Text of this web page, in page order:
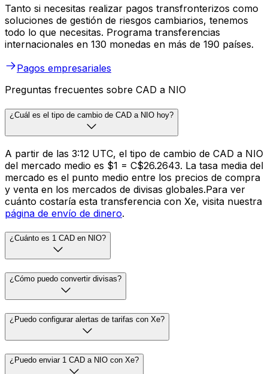
Tanto si necesitas realizar pagos transfronterizos como
soluciones de gestión de riesgos cambiarios, tenemos
todo lo que necesitas. Programa transferencias
internacionales en 130 monedas en más de 190 países.
Pagos empresariales
Preguntas frecuentes sobre CAD a NIO
¿Cuál es el tipo de cambio de CAD a NIO hoy?
A partir de las 3:12 UTC, el tipo de cambio de CAD a NIO
del mercado medio es $1 = C$26.2643. La tasa media del
mercado es el punto medio entre los precios de compra
y venta en los mercados de divisas globales.Para ver
cuánto costaría esta transferencia con Xe, visita nuestra
página de envío de dinero.
¿Cuánto es 1 CAD en NIO?
¿Cómo puedo convertir divisas?
¿Puedo configurar alertas de tarifas con Xe?
¿Puedo enviar 1 CAD a NIO con Xe?